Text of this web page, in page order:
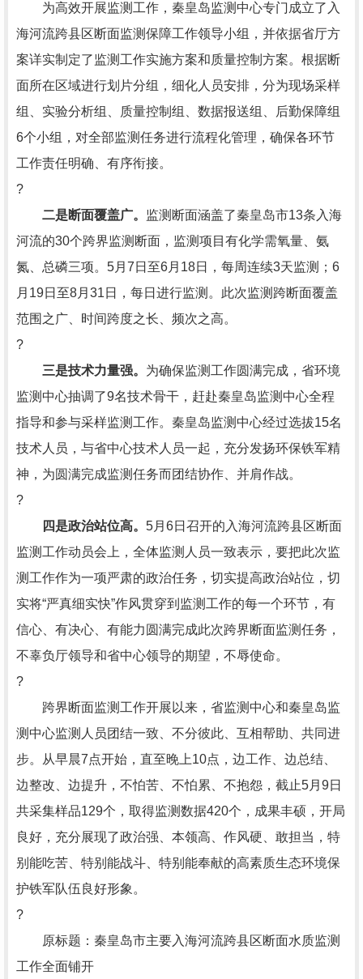
为高效开展监测工作，秦皇岛监测中心专门成立了入
海河流跨县区断面监测保障工作领导小组，并依据省厅方
案详实制定了监测工作实施方案和质量控制方案。根据断
面所在区域进行划片分组，细化人员安排，分为现场采样
组、实验分析组、质量控制组、数据报送组、后勤保障组
6个小组，对全部监测任务进行流程化管理，确保各环节
工作责任明确、有序衔接。
?
二是断面覆盖广。 监测断面涵盖了秦皇岛市13条入海
河流的30个跨界监测断面，监测项目有化学需氧量、氨
氮、总磷三项。5月7日至6月18日，每周连续3天监测；6
月19日至8月31日，每日进行监测。此次监测跨断面覆盖
范围之广、时间跨度之长、频次之高。
?
三是技术力量强。 为确保监测工作圆满完成，省环境
监测中心抽调了9名技术骨干，赶赴秦皇岛监测中心全程
指导和参与采样监测工作。秦皇岛监测中心经过选拔15名
技术人员，与省中心技术人员一起，充分发扬环保铁军精
神，为圆满完成监测任务而团结协作、并肩作战。
?
四是政治站位高。 5月6日召开的入海河流跨县区断面
监测工作动员会上，全体监测人员一致表示，要把此次监
测工作作为一项严肃的政治任务，切实提高政治站位，切
实将“严真细实快”作风贯穿到监测工作的每一个环节，有
信心、有决心、有能力圆满完成此次跨界断面监测任务，
不辜负厅领导和省中心领导的期望，不辱使命。
?
跨界断面监测工作开展以来，省监测中心和秦皇岛监
测中心监测人员团结一致、不分彼此、互相帮助、共同进
步。从早晨7点开始，直至晚上10点，边工作、边总结、
边整改、边提升，不怕苦、不怕累、不抱怨，截止5月9日
共采集样品129个，取得监测数据420个，成果丰硕，开局
良好，充分展现了政治强、本领高、作风硬、敢担当，特
别能吃苦、特别能战斗、特别能奉献的高素质生态环境保
护铁军队伍良好形象。
?
原标题：秦皇岛市主要入海河流跨县区断面水质监测
工作全面铺开